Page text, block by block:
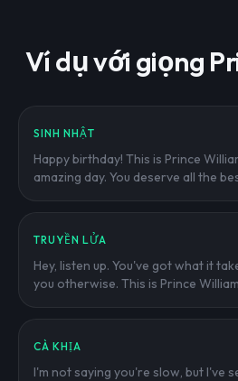
Ví dụ với giọng
SINH NHẬT
Happy birthday! This is Prince
amazing day. You deserve all the
TRUYỀN LỬA
Hey, listen up. You've got what it
you otherwise. This is Prince
CÀ KHỊA
I'm not saying you're slow, but I've